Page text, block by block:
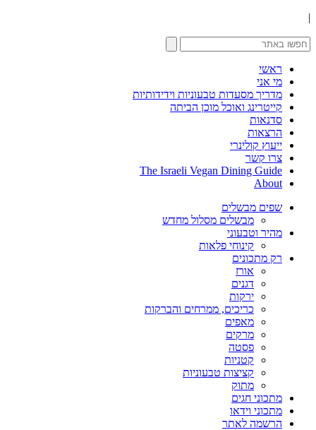
|
ראשי
מי אני
מדריך מסעדות טבעוניות וידידותיות
קייטרינג ואוכל מוכן הביתה
סדנאות
הרצאות
ייעוץ קולינרי
צרו קשר
The Israeli Vegan Dining Guide
About
שפים מבשלים
מבשלים מסלול מחדש
מהיר וטבעוני
קינוחי פלאות
רק מתכונים
אורז
דגנים
ירקות
כריכים, ממרחים והברקות
מאפים
מרקים
פסטה
קטניות
קציצות טבעוניות
מתוק
מתכוני חגים
מתכוני וידאו
הרשמה לאתר